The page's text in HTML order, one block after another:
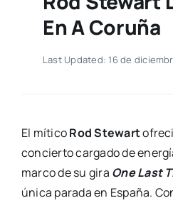
En A Coruña
Last Updated: 16 de
El míticoRod Stewart
concierto cargado de
marco de su gira One Last
única parada en España.